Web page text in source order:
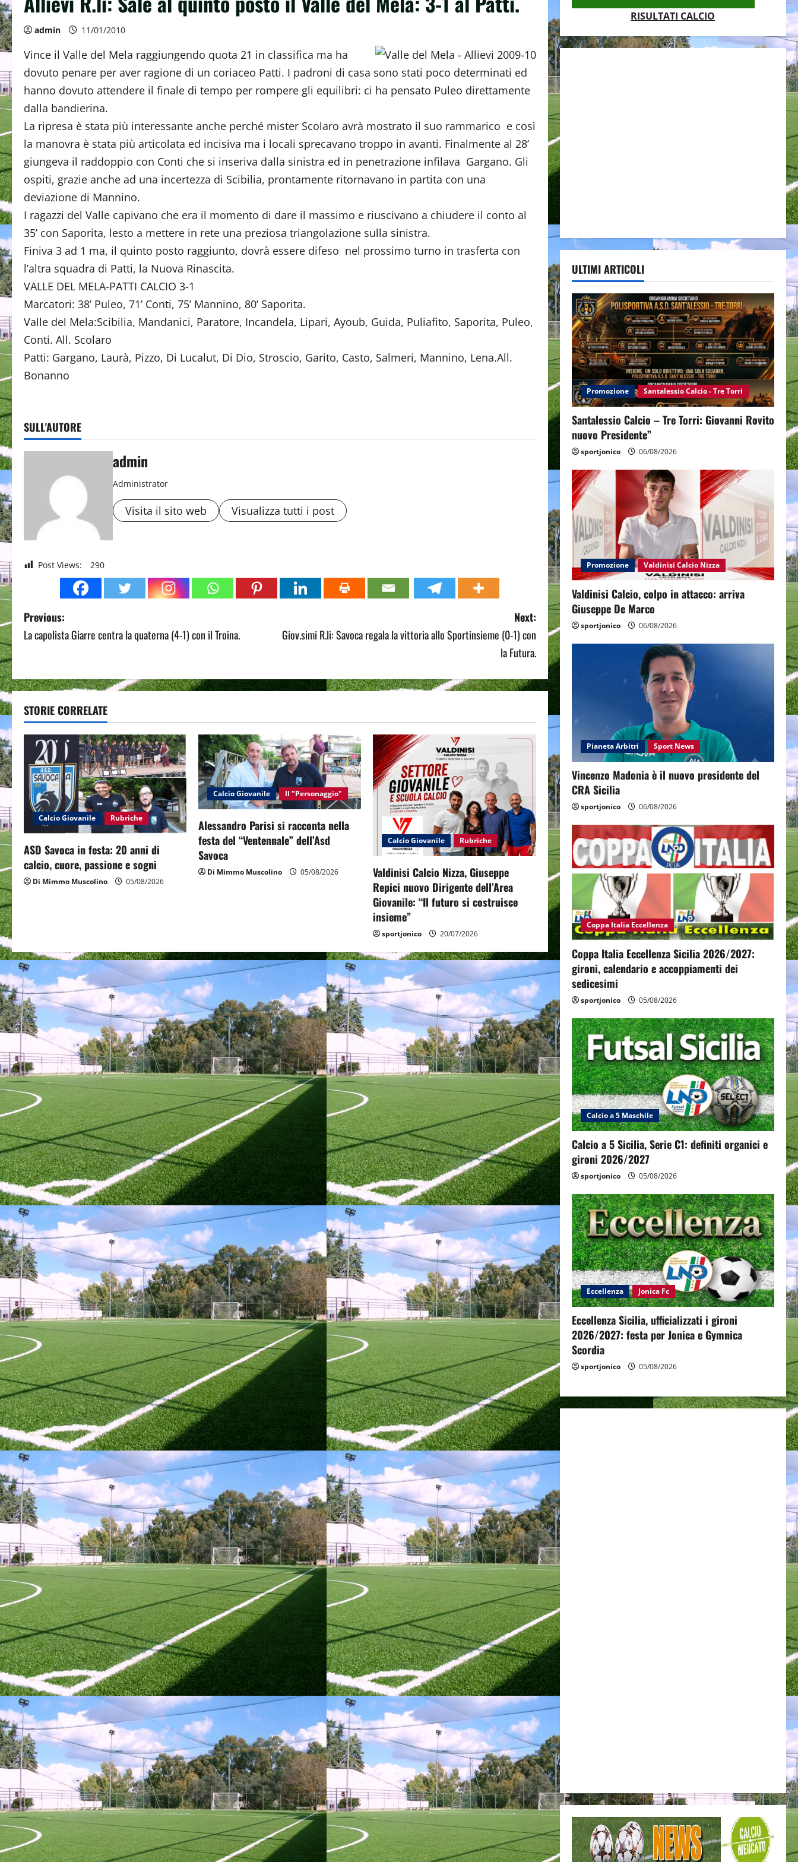
admin 11/01/2010
Vince il Valle del Mela raggiungendo quota 21 in classifica ma ha
dovuto penare per aver ragione di un coriaceo Patti. I padroni di casa sono stati poco determinati ed
hanno dovuto attendere il finale di tempo per rompere gli equilibri: ci ha pensato Puleo direttamente
dalla bandierina.
La ripresa è stata più interessante anche perché mister Scolaro avrà mostrato il suo rammarico e così
la manovra è stata più articolata ed incisiva ma i locali sprecavano troppo in avanti. Finalmente al 28’
giungeva il raddoppio con Conti che si inseriva dalla sinistra ed in penetrazione infilava Gargano. Gli
ospiti, grazie anche ad una incertezza di Scibilia, prontamente ritornavano in partita con una
deviazione di Mannino.
I ragazzi del Valle capivano che era il momento di dare il massimo e riuscivano a chiudere il conto al
35’ con Saporita, lesto a mettere in rete una preziosa triangolazione sulla sinistra.
Finiva 3 ad 1 ma, il quinto posto raggiunto, dovrà essere difeso nel prossimo turno in trasferta con
l’altra squadra di Patti, la Nuova Rinascita.
VALLE DEL MELA-PATTI CALCIO 3-1
Marcatori: 38’ Puleo, 71’ Conti, 75’ Mannino, 80’ Saporita.
Valle del Mela:Scibilia, Mandanici, Paratore, Incandela, Lipari, Ayoub, Guida, Puliafito, Saporita, Puleo,
Conti. All. Scolaro
Patti: Gargano, Laurà, Pizzo, Di Lucalut, Di Dio, Stroscio, Garito, Casto, Salmeri, Mannino, Lena.All.
Bonanno
SULL'AUTORE
admin
Administrator
Visita il sito web Visualizza tutti i post
Post Views: 290
P
o
t
n
v
a
t
i
Previous:
La capolista Giarre centra la quaterna (4-1) con il Troina.
Next:
Giov.simi R.li: Savoca regala la vittoria allo Sportinsieme (0-1) con
la Futura.
STORIE CORRELATE
Calcio Giovanile Rubriche
ASD Savoca in festa: 20 anni di
calcio, cuore, passione e sogni
Di Mimmo Muscolino 05/08/2026
Calcio Giovanile Il "Personaggio"
Alessandro Parisi si racconta nella
festa del “Ventennale” dell’Asd
Savoca
Di Mimmo Muscolino 05/08/2026
Calcio Giovanile Rubriche
Valdinisi Calcio Nizza, Giuseppe
Repici nuovo Dirigente dell’Area
Giovanile: “Il futuro si costruisce
insieme”
sportjonico 20/07/2026
RISULTATI CALCIO
ULTIMI ARTICOLI
Promozione Santalessio Calcio - Tre Torri
Santalessio Calcio – Tre Torri: Giovanni Rovito
nuovo Presidente”
sportjonico 06/08/2026
Promozione Valdinisi Calcio Nizza
Valdinisi Calcio, colpo in attacco: arriva
Giuseppe De Marco
sportjonico 06/08/2026
Pianeta Arbitri Sport News
Vincenzo Madonia è il nuovo presidente del
CRA Sicilia
sportjonico 06/08/2026
Coppa Italia Eccellenza
Coppa Italia Eccellenza Sicilia 2026/2027:
gironi, calendario e accoppiamenti dei
sedicesimi
sportjonico 05/08/2026
Calcio a 5 Maschile
Calcio a 5 Sicilia, Serie C1: definiti organici e
gironi 2026/2027
sportjonico 05/08/2026
Eccellenza Jonica Fc
Eccellenza Sicilia, ufficializzati i gironi
2026/2027: festa per Jonica e Gymnica
Scordia
sportjonico 05/08/2026